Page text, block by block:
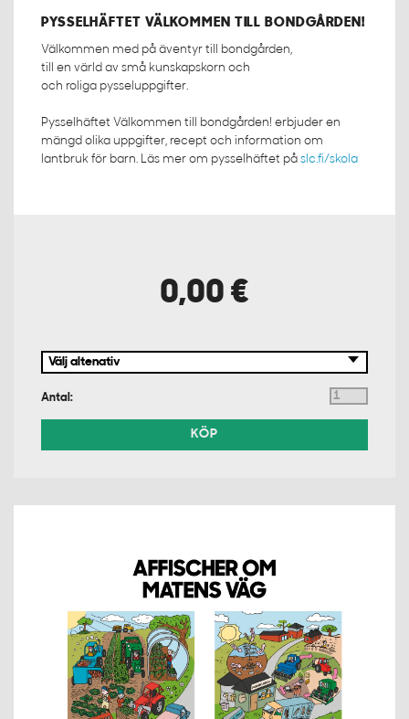
PYSSELHÄFTET VÄLKOMMEN TILL BONDGÅRDEN!
Välkommen med på äventyr till bondgården,
till en värld av små kunskapskorn och
och roliga pysseluppgifter.
Pysselhäftet Välkommen till bondgården! erbjuder en
mängd olika uppgifter, recept och information om
lantbruk för barn. Läs mer om pysselhäftet på slc.fi/skola
0,00 €
Antal:
KÖP